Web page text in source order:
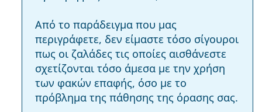
Από το παράδειγμα που μας
περιγράφετε, δεν είμαστε τόσο σίγουροι
πως οι ζαλάδες τις οποίες αισθάνεστε
σχετίζονται τόσο άμεσα με την χρήση
των φακών επαφής, όσο με το
πρόβλημα της πάθησης της όρασης σας.